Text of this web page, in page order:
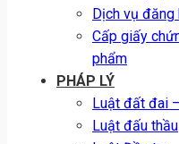
Dịch vụ
Cấp giấy
phẩm
PHÁP LÝ
Luật đất đai
Luật đấu thầu